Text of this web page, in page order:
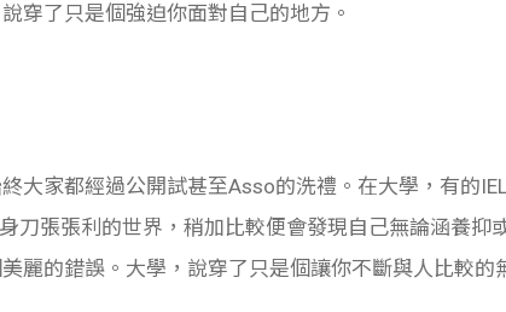
穿了只是個強迫你面對自己的地方。
大家都經過公開試甚至Asso的洗禮。在大學，有的
刀張張利的世界，稍加比較便會發現自己無論涵養抑
麗的錯誤。大學，說穿了只是個讓你不斷與人比較的